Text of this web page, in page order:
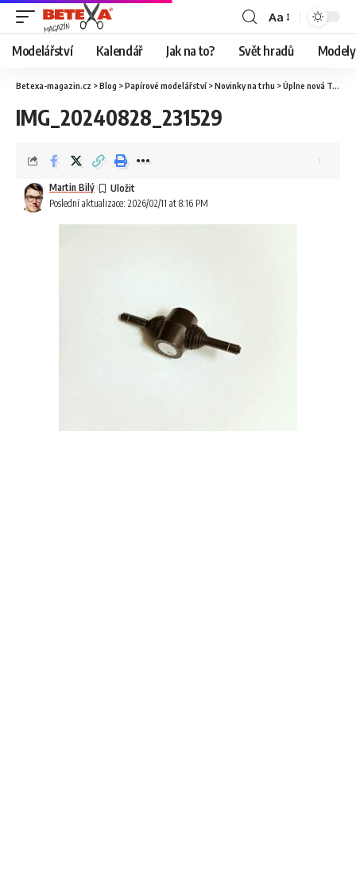
Aa
Modelářství Kalendář Jak na to? Svět hradů
Betexa-magazin.cz >Blog >Papírové modelářství >Novinky na trhu >Úplne nová Tatra 147 od Ripper Works
IMG_20240828_231529
Poslední aktualizace: 2026/02/11 at 8:16 PM
Martin Bilý